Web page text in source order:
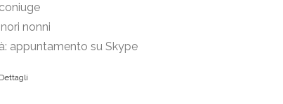
nonni
appuntamento su Skype
Dettagli